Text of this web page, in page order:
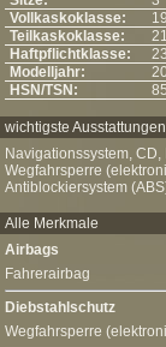
Vollkaskoklasse:
19
Teilkaskoklasse:
21
Haftpflichtklasse:
23
Modelljahr:
HSN/TSN:
wichtigste Ausstattungen
Navigationssystem,
Wegfahrsperre
Antiblockiersystem
Alle Merkmale
Airbags
Fahrerairbag
Diebstahlschutz
Wegfahrsperre